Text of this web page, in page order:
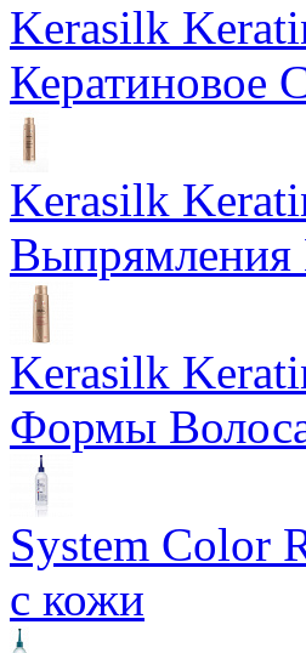
Kerasilk
Кератиновое
Kerasilk
Выпрямления
Kerasilk
Формы
System Color
с кожи